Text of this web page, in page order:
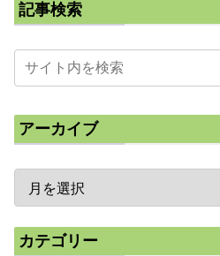
記事検索
アーカイブ
カテゴリー